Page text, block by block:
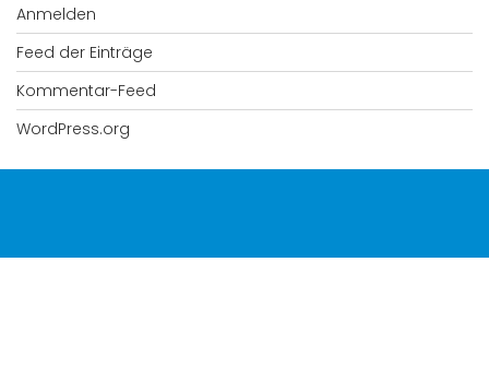
Anmelden
Feed der Einträge
Kommentar-Feed
WordPress.org